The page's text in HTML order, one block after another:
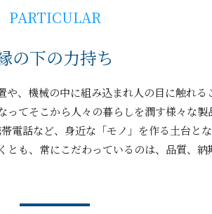
PARTICULAR
の下の力持ち
、機械の中に組み込まれ人の目に触れる
てそこから人々の暮らしを潤す様々な製
電話など、身近な「モノ」を作る土台とな
も、常にこだわっているのは、品質、納